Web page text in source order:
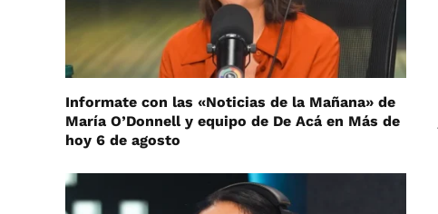
Informate con las «Noticias de la Mañana» de
María O’Donnell y equipo de De Acá en Más de
hoy 6 de agosto